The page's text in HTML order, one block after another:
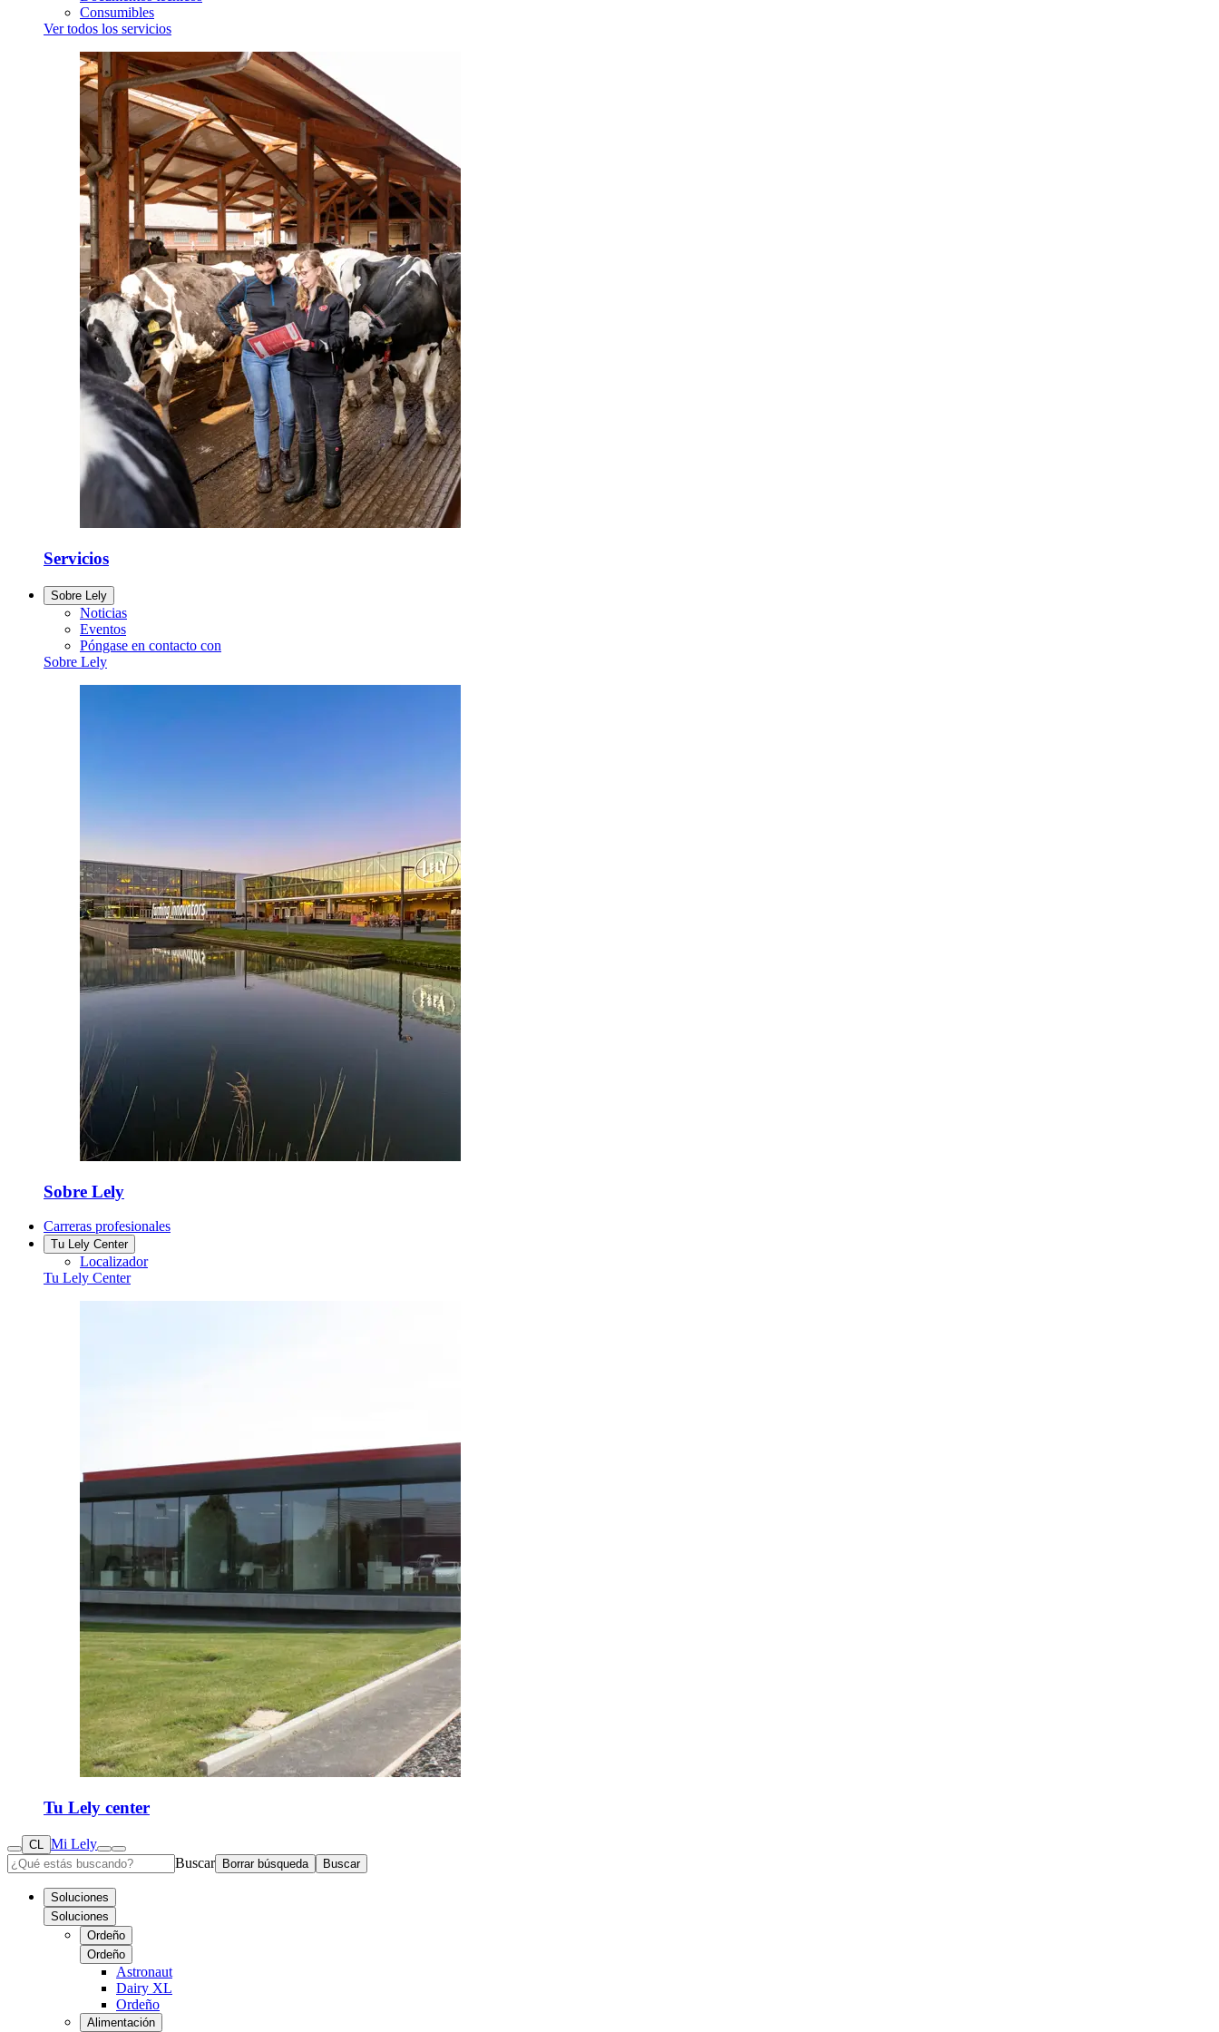
Consumibles
Ver todos los servicios
Servicios
Sobre Lely
Noticias
Eventos
Póngase en contacto con
Sobre Lely
Sobre Lely
Carreras profesionales
Tu Lely Center
Localizador
Tu Lely Center
Tu Lely center
CL
Mi Lely
Buscar
Borrar búsqueda Buscar
Soluciones
Soluciones
Ordeño
Ordeño
Astronaut
Dairy XL
Ordeño
Alimentación